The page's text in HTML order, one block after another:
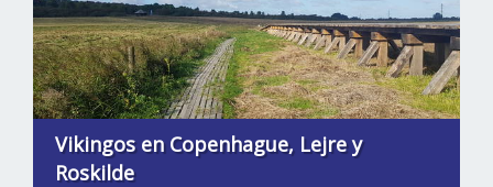
Vikingos en Copenhague, Lejre y
Roskilde